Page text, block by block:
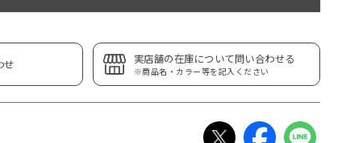
せ 実店舗の在庫について問い合わせる
※商品名・カラー等を記入ください